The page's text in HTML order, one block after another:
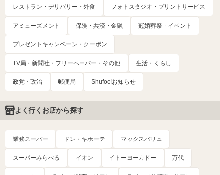
レストラン・デリバリー・外食 フォトスタジオ・プリントサービス
アミューズメント 保険・共済・金融 冠婚葬祭・イベント
プレゼントキャンペーン・クーポン
TV局・新聞社・フリーペーパー・その他 生活・くらし
政党・政治 郵便局 Shufoo!お知らせ
よく行くお店から探す
業務スーパー ドン・キホーテ マックスバリュ
スーパーみらべる イオン イトーヨーカドー 万代